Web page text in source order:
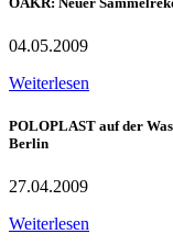
04.05.2009
Weiterlesen
POLOPLAST auf der
Berlin
27.04.2009
Weiterlesen